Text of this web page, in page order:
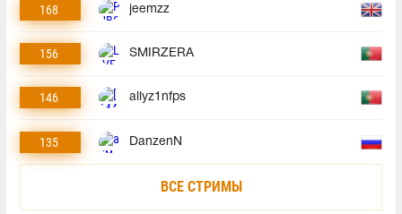
168 jeemzz
156 SMIRZERA
146 allyz1nfps
135 DanzenN
ВСЕ СТРИМЫ